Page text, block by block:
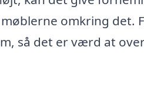
omkring det.
så det er værd at